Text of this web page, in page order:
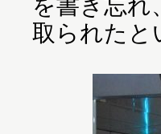
取られたと